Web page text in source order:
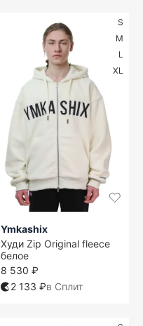
S
M
L
XL
Ymkashix
Худи Zip Original fleece
белое
8 530 ₽
2 133 ₽в Сплит